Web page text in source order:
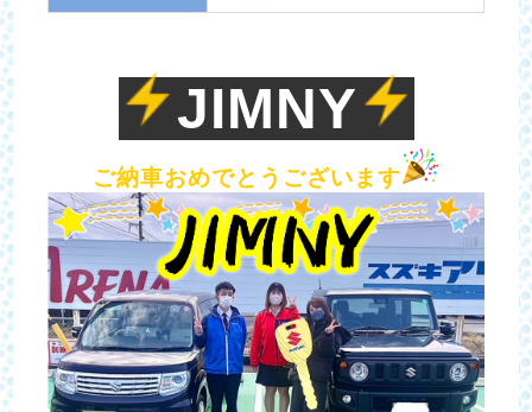
JIMNY
ご納車おめでとうございます